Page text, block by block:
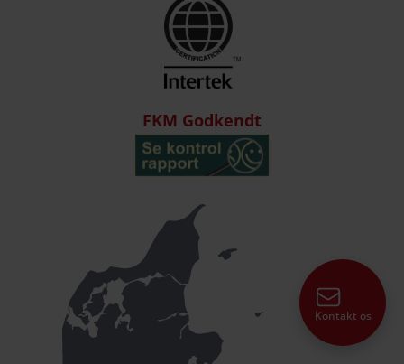
FKM Godkendt
Kontakt os